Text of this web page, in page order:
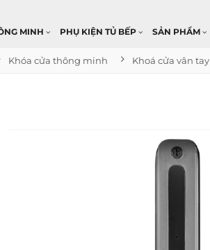
MINH PHỤ KIỆN TỦ BẾP SẢN PHẨM
Khóa cửa thông minh Khoá cửa vân tay